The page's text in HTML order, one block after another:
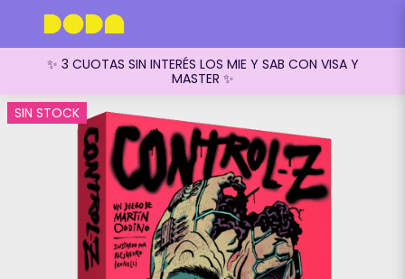
✨ 3 CUOTAS SIN INTERÉS LOS MIE Y SAB CON VISA Y
MASTER ✨
SIN STOCK